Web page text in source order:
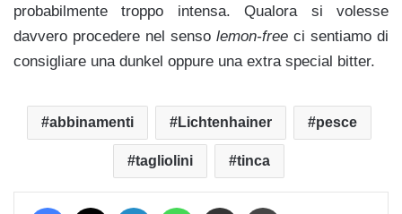
probabilmente troppo intensa. Qualora si volesse
davvero procedere nel senso lemon-free ci sentiamo di
consigliare una dunkel oppure una extra special bitter.
abbinamenti Lichtenhainer pesce
tagliolini tinca
Facebook LinkedIn WhatsApp Condividi via mail